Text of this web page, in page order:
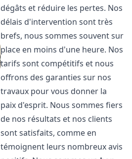
dégâts et réduire les pertes. Nos
délais d'intervention sont très
brefs, nous sommes souvent sur
place en moins d'une heure. Nos
tarifs sont compétitifs et nous
offrons des garanties sur nos
travaux pour vous donner la
paix d'esprit. Nous sommes fiers
de nos résultats et nos clients
sont satisfaits, comme en
témoignent leurs nombreux avis